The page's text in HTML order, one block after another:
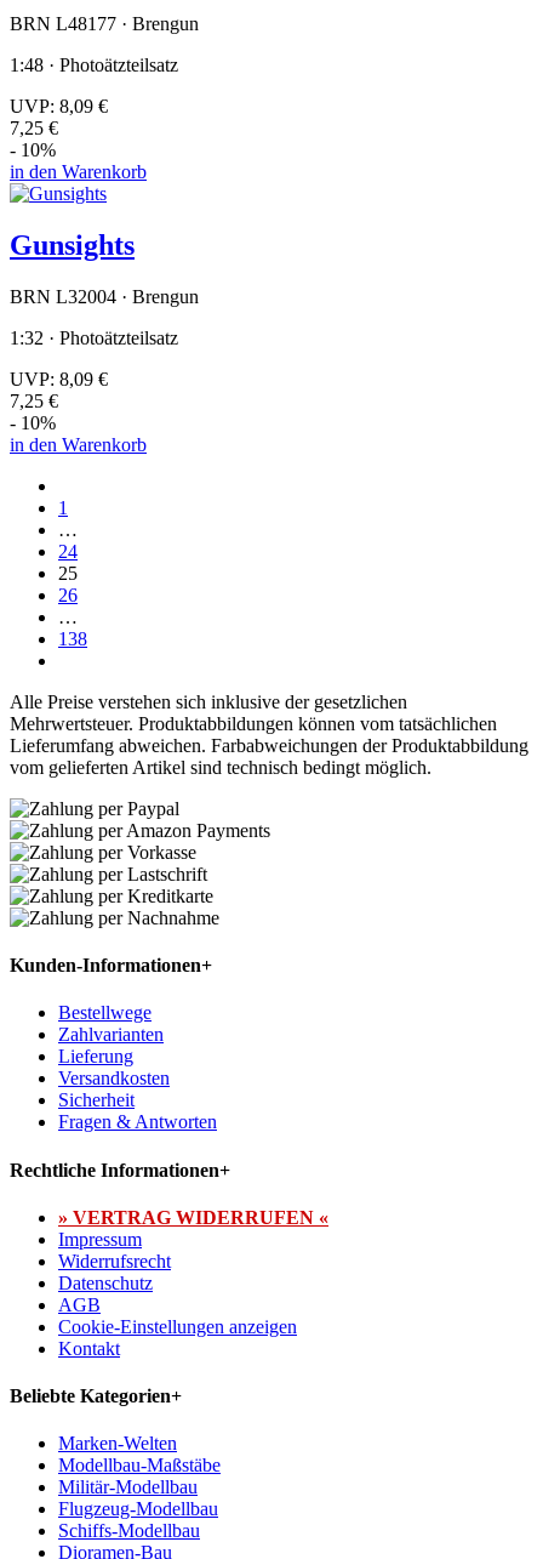
BRN L48177 · Brengun
1:48 · Photoätzteilsatz
UVP: 8,09 €
7,25 €
- 10%
in den Warenkorb
Gunsights
BRN L32004 · Brengun
1:32 · Photoätzteilsatz
UVP: 8,09 €
7,25 €
- 10%
in den Warenkorb
1
…
24
25
26
…
138
Alle Preise verstehen sich inklusive der gesetzlichen
Mehrwertsteuer. Produktabbildungen können vom tatsächlichen
Lieferumfang abweichen. Farbabweichungen der Produktabbildung
vom gelieferten Artikel sind technisch bedingt möglich.
Kunden-Informationen+
Bestellwege
Zahlvarianten
Lieferung
Versandkosten
Sicherheit
Fragen & Antworten
Rechtliche Informationen+
» VERTRAG WIDERRUFEN «
Impressum
Widerrufsrecht
Datenschutz
AGB
Cookie-Einstellungen anzeigen
Kontakt
Beliebte Kategorien+
Marken-Welten
Modellbau-Maßstäbe
Militär-Modellbau
Flugzeug-Modellbau
Schiffs-Modellbau
Dioramen-Bau